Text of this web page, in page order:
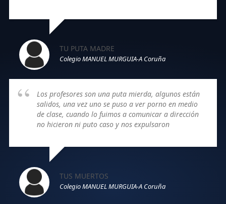
TU PUTA MADRE
Colegio MANUEL MURGUIA-A Coruña
Los profesores son una puta mierda, algunos están
salidos, una vez uno se puso a ver porno en medio
de clase, cuando lo fuimos a comunicar a dirección
no hicieron ni puto caso y nos expulsaron
TUS MUERTOS
Colegio MANUEL MURGUIA-A Coruña